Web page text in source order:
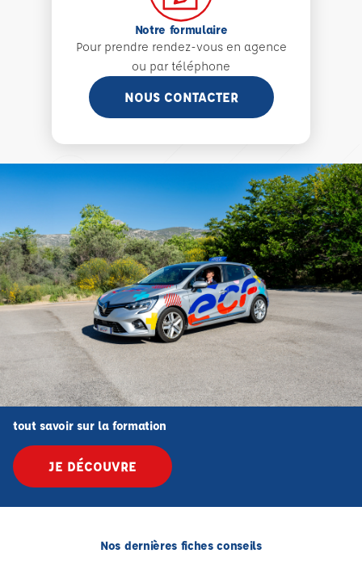
Notre formulaire
Pour prendre rendez-vous en agence
ou par téléphone
NOUS CONTACTER
tout savoir sur la formation
JE DÉCOUVRE
Nos dernières fiches conseils